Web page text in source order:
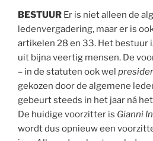
BESTUUR Er is niet alleen de
ledenvergadering, maar er is
artikelen 28 en 33. Het bestuur
uit bijna veertig mensen. De
– in de statuten ook wel
gekozen door de algemene
gebeurt steeds in het jaar ná
De huidige voorzitter is Gianni
wordt dus opnieuw een